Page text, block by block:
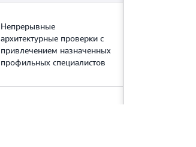
Непрерывные
архитектурные проверки с
привлечением назначенных
профильных специалистов